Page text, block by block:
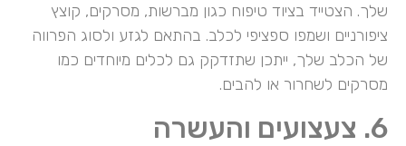
שלך. הצטייד בציוד טיפוח כגון מברשות, מסרקים, קוצץ
ציפורניים ושמפו ספציפי לכלב. בהתאם לגזע ולסוג הפרווה
של הכלב שלך, ייתכן שתזדקק גם לכלים מיוחדים כמו
מסרקים לשחרור או להבים.
6. צעצועים והעשרה